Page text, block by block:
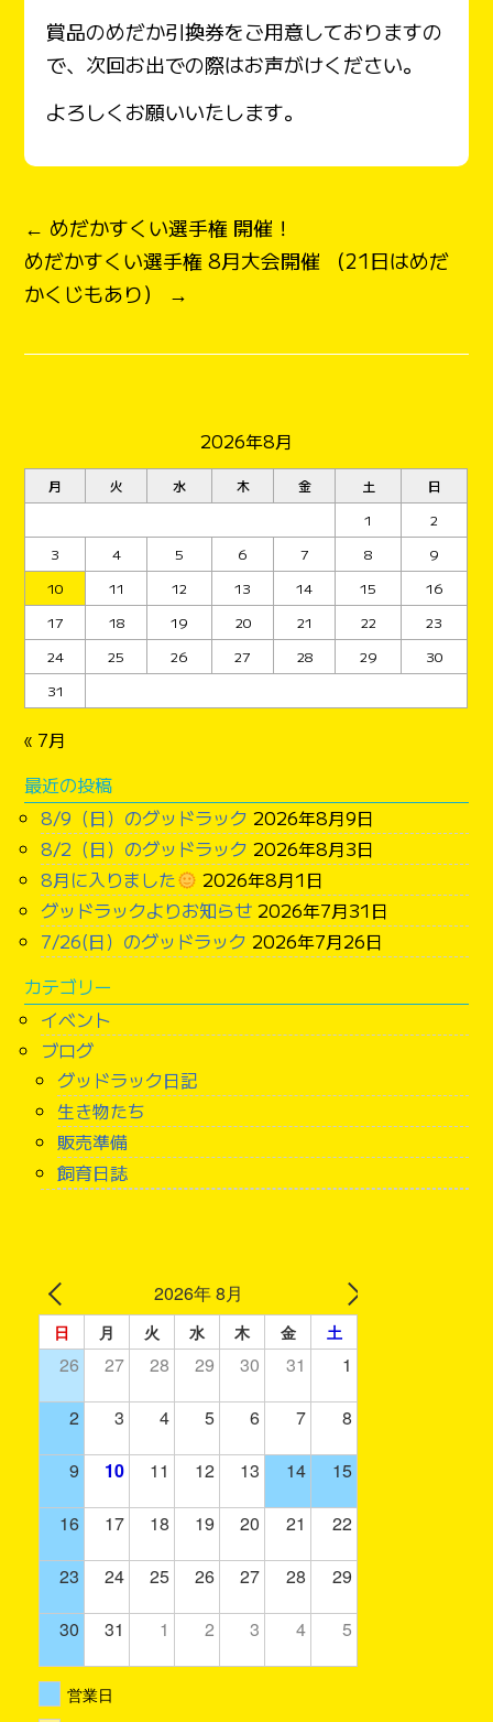
賞品のめだか引換券をご用意しておりますの
で、次回お出での際はお声がけください。
よろしくお願いいたします。
← めだかすくい選手権 開催！
めだかすくい選手権 8月大会開催 （21日はめだ
かくじもあり） →
2026年8月
月 火 水 木 金 土
日
1
2
3
4 5 6 7 8
9
10
11 12 13 14 15
16
17
18 19 20 21 22
23
24
25 26 27 28 29
30
31
« 7月
最近の投稿
8/9（日）のグッドラック 2026年8月9日
8/2（日）のグッドラック 2026年8月3日
8月に入りました
2026年8月1日
グッドラックよりお知らせ 2026年7月31日
7/26(日）のグッドラック 2026年7月26日
カテゴリー
イベント
ブログ
グッドラック日記
生き物たち
販売準備
飼育日誌
2026年 8月
日 月 火 水 木 金 土
26 27 28 29 30 31 1
2 3 4 5 6 7 8
9 10 11 12 13 14 15
16 17 18 19 20 21 22
23 24 25 26 27 28 29
30 31 1 2 3 4 5
営業日